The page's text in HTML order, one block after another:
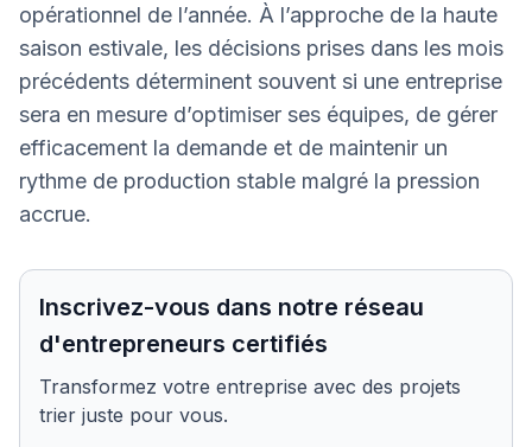
opérationnel de l’année. À l’approche de la haute
saison estivale, les décisions prises dans les mois
précédents déterminent souvent si une entreprise
sera en mesure d’optimiser ses équipes, de gérer
efficacement la demande et de maintenir un
rythme de production stable malgré la pression
accrue.
Inscrivez-vous dans notre réseau
d'entrepreneurs certifiés
Transformez votre entreprise avec des projets
trier juste pour vous.